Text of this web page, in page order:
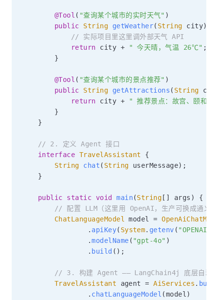
@Tool ( "查询某个城市的实时天气" )
public
String getWeather( String city)
// 实际项目里这里调外部天气 API
return city + " 今天晴，气温 26℃" ;
}
@Tool ( "查询某个城市的景点推荐" )
public
String getAttractions ( String
return city +
" 推荐景点：故宫、颐和园
}
}
// 2. 定义 Agent 接口
interface TravelAssistant
{
String
chat ( String userMessage) ;
}
public static void main(String [ ] args )
{
// 配置 LLM（这里用 OpenAI，生产可换成通义
ChatLanguageModel
model =
. apiKey( System. getenv (
.modelName ( "gpt-4o" )
. build ( ) ;
// 3. 构建 Agent —— LangChain4j 底层自动
TravelAssistant agent = AiServices .
. chatLanguageModel (model )